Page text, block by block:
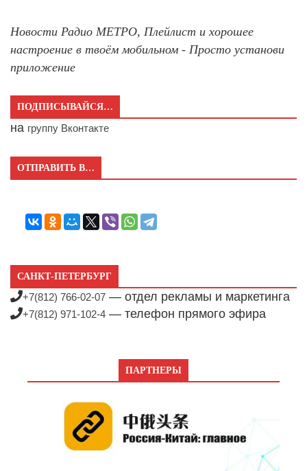
Новости Радио МЕТРО, Плейлист и хорошее
настроение в твоём мобильном - Просто установи
приложение
ПОДПИСЫВАЙСЯ…
на группу Вконтакте
ОТПРАВИТЬ В…
САНКТ-ПЕТЕРБУРГ
+7(812) 766-02-07 — отдел рекламы и маркетинга
+7(812) 971-102-4 — телефон прямого эфира
ПАРТНЕРЫ